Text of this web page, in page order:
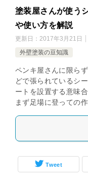
塗装屋さんが使う
や使い方を解説
更新日： 2017年3月21日
外壁塗装の豆知識
ペンキ屋さんに限ら
どで張られているシ
ートを設置する意味
まず足場に登っての
Tweet